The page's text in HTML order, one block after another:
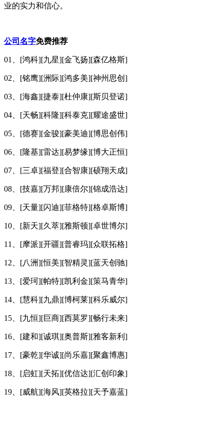
业的实力和信心。
公司名字免费推荐
01、[鸿科][九星][金飞扬][森亿格斯]
02、[铭鹰][洲际][鸿多美][神州思创]
03、[海鑫][捷泰][杜仲康][斯贝登诺]
04、[天畅][科隆][科泰克][耀途盛世]
05、[德赛][金骏][豪美迪][博思创伟]
06、[隆基][雷达][易梦缘][博大正恒]
07、[三卓][福登][合智康][硕翔天成]
08、[技嘉][万邦][康倍尔][锦成浩达]
09、[天量][闪迪][菲格特][格卓斯博]
10、[新天][久萃][雅斯顿][卓世博尔]
11、[摩派][开疆][普睿玛][众联拓格]
12、[八洲][恒美][智精灵][蓝天创驰]
13、[爱珂][帕特][凯利金][策马青华]
14、[慧科][九鼎][博柯莱][科乐威尔]
15、[九恒][巨商][西莫罗][畅行未来]
16、[建和][诚琪][奥普斯][雅客新利]
17、[豪乾][华诚][尚乐嘉][聚鑫博惠]
18、[启虹][天拓][优信达][汇创印象]
19、[威航][海风][英格拉][天予嘉蓝]